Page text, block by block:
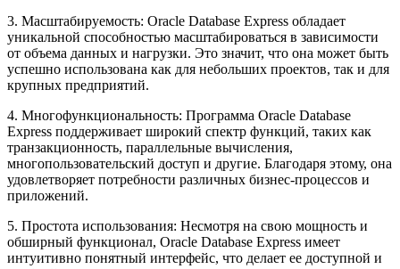
3. Масштабируемость: Oracle Database Express обладает
уникальной способностью масштабироваться в зависимости
от объема данных и нагрузки. Это значит, что она может быть
успешно использована как для небольших проектов, так и для
крупных предприятий.
4. Многофункциональность: Программа Oracle Database
Express поддерживает широкий спектр функций, таких как
транзакционность, параллельные вычисления,
многопользовательский доступ и другие. Благодаря этому, она
удовлетворяет потребности различных бизнес-процессов и
приложений.
5. Простота использования: Несмотря на свою мощность и
обширный функционал, Oracle Database Express имеет
интуитивно понятный интерфейс, что делает ее доступной и